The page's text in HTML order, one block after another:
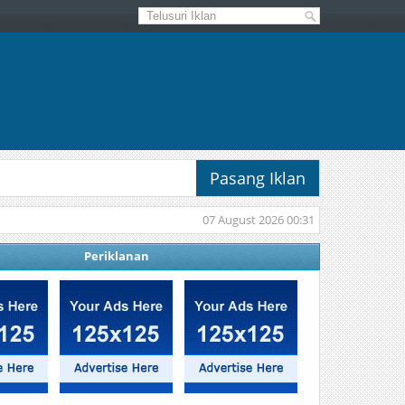
Pasang Iklan
07 August 2026 00:31
Periklanan